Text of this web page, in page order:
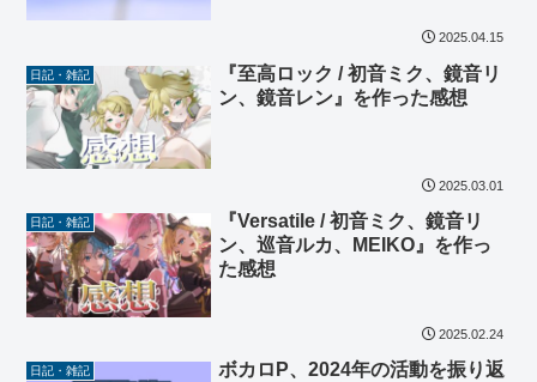
2025.04.15
日記・雑記
『至高ロック / 初音ミク、鏡音リ
ン、鏡音レン』を作った感想
2025.03.01
日記・雑記
『Versatile / 初音ミク、鏡音リ
ン、巡音ルカ、MEIKO』を作っ
た感想
2025.02.24
日記・雑記
ボカロP、2024年の活動を振り返